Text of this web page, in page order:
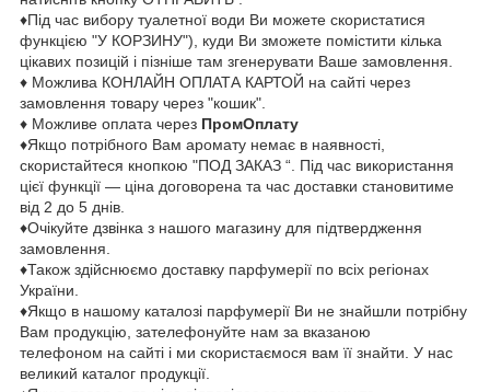
♦Під час вибору туалетної води Ви можете скористатися
функцією "У КОРЗИНУ"), куди Ви зможете помістити кілька
цікавих позицій і пізніше там згенерувати Ваше замовлення.
♦ Можлива КОНЛАЙН ОПЛАТА КАРТОЙ на сайті через
замовлення товару через "кошик".
♦ Можливе оплата через ПромОплату
♦Якщо потрібного Вам аромату немає в наявності,
скористайтеся кнопкою "ПОД ЗАКАЗ “. Під час використання
цієї функції — ціна договорена та час доставки становитиме
від 2 до 5 днів.
♦Очікуйте дзвінка з нашого магазину для підтвердження
замовлення.
♦Також здійснюємо доставку парфумерії по всіх регіонах
України.
♦Якщо в нашому каталозі парфумерії Ви не знайшли потрібну
Вам продукцію, зателефонуйте нам за вказаною
телефоном на сайті і ми скористаємося вам її знайти. У нас
великий каталог продукції.